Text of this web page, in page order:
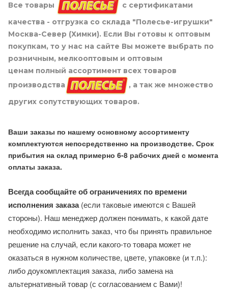
Все товары
с сертификатами
качества - отгрузка со склада "Полесье-игрушки"
Москва-Север (Химки). Если Вы готовы к оптовым
покупкам, то у нас на сайте Вы можете выбрать по
розничным, мелкооптовым и оптовым
ценам полный ассортимент всех товаров
производства
, а так же множество
других сопутствующих товаров.
Ваши заказы по нашему основному ассортименту
комплектуются непосредственно на производстве. Срок
прибытия на склад примерно 6-8 рабочих дней с момента
оплаты заказа.
Всегда сообщайте об ограничениях по времени
исполнения заказа(если таковые имеются с Вашей
стороны). Наш менеджер должен понимать, к какой дате
необходимо исполнить заказ, что бы принять правильное
решение на случай, если какого-то товара может не
оказаться в нужном количестве, цвете, упаковке (и т.п.):
либо доукомплектация заказа, либо замена на
альтернативный товар (с согласованием с Вами)!